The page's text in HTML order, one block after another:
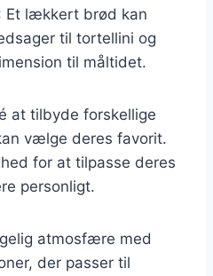
Et lækkert brød kan
til tortellini og
til måltidet.
at tilbyde forskellige
vælge deres favorit.
for at tilpasse deres
personligt.
atmosfære med
der passer til